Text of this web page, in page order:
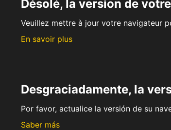
Désolé, la version de
Veuillez mettre à jour votre navigateur
En savoir plus
Desgraciadamente, la
Por favor, actualice la versión de su
Saber más